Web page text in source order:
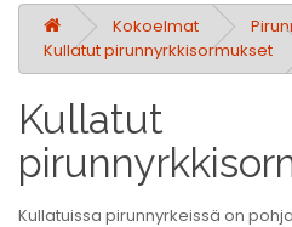
Kokoelmat
Kullatut pirunnyrkkisormukset
Kullatut
Kullatuissa pirunnyrkeissä on